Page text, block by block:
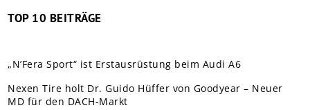
TOP 10 BEITRÄGE
„N’Fera Sport“ ist Erstausrüstung beim Audi A6
Nexen Tire holt Dr. Guido Hüffer von Goodyear – Neuer
MD für den DACH-Markt